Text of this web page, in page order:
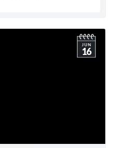
JUN
16